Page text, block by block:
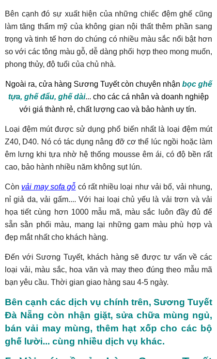
Bên cạnh đó sự xuất hiện của những chiếc đệm ghế cũng
làm tăng thẩm mỹ của không gian nội thất thêm phần sang
trọng và tinh tế hơn do chúng có nhiều màu sắc nổi bật hơn
so với các tông màu gỗ, dễ dàng phối hợp theo mong muốn,
phong thủy, độ tuổi của chủ nhà.
Ngoài ra, cửa hàng Sương Tuyết còn chuyên nhận bọc ghế
tựa, ghế đẩu, ghế dài... cho các cá nhân và doanh nghiệp
với giá thành rẻ, chất lượng cao và bảo hành uy tín.
Loại đệm mút được sử dụng phổ biến nhất là loại đệm mút
Z40, D40. Nó có tác dụng nâng đỡ cơ thể lúc ngồi hoặc làm
êm lưng khi tựa nhờ hệ thống mousse êm ái, có độ bền rất
cao, bảo hành nhiều năm không sụt lún.
Còn vải may sofa gỗ có rất nhiều loại như vải bố, vải nhung,
nỉ giả da, vải gấm.... Với hai loại chủ yếu là vải trơn và vải
họa tiết cùng hơn 1000 mẫu mã, màu sắc luôn đầy đủ để
sẵn sằn phối màu, mang lại những gam màu phù hợp và
đẹp mắt nhất cho khách hàng.
Đến với Sương Tuyết, khách hàng sẽ được tư vấn về các
loại vải, màu sắc, hoa văn và may theo đúng theo mẫu mã
bạn yêu cầu. Thời gian giao hàng sau 4-5 ngày.
Bên cạnh các dịch vụ chính trên, Sương Tuyết
Đà Nẵng còn nhận giặt, sửa chữa mùng ngủ,
bán vải may mùng, thêm hạt xốp cho các bộ
ghế lười... cùng nhiều dịch vụ khác.